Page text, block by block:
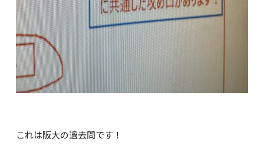
これは阪大の過去問です！